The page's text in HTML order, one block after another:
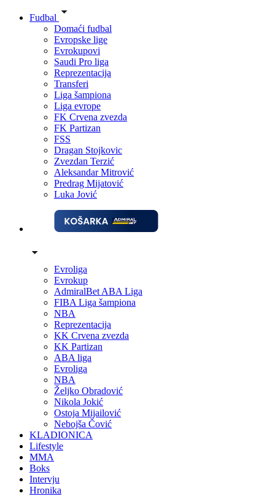
Fudbal
Domaći fudbal
Evropske lige
Evrokupovi
Saudi Pro liga
Reprezentacija
Transferi
Liga šampiona
Liga evrope
FK Crvena zvezda
FK Partizan
FSS
Dragan Stojkovic
Zvezdan Terzić
Aleksandar Mitrović
Predrag Mijatović
Luka Jović
Evroliga
Evrokup
AdmiralBet ABA Liga
FIBA Liga šampiona
NBA
Reprezentacija
KK Crvena zvezda
KK Partizan
ABA liga
Evroliga
NBA
Željko Obradović
Nikola Jokić
Ostoja Mijailović
Nebojša Čović
KLADIONICA
Lifestyle
MMA
Boks
Intervju
Hronika